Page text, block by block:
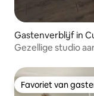
Gastenverblijf in
Gezellige studio
Favoriet van
Favoriet van